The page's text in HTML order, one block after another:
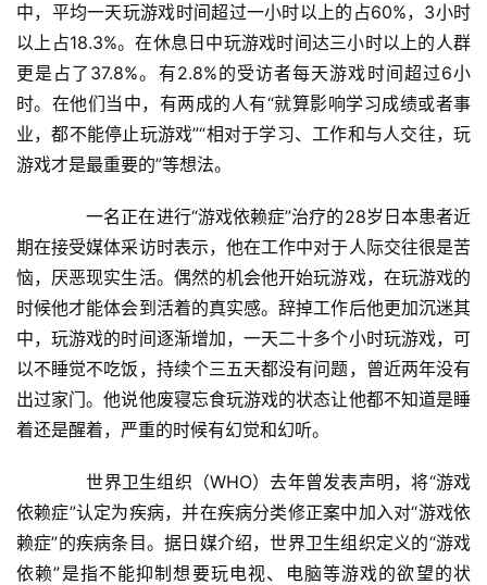
中，平均一天玩游戏时间超过一小时以上的占60%，3小时
以上占18.3%。在休息日中玩游戏时间达三小时以上的人群
更是占了37.8%。有2.8%的受访者每天游戏时间超过6小
时。在他们当中，有两成的人有“就算影响学习成绩或者事
业，都不能停止玩游戏”“相对于学习、工作和与人交往，玩
游戏才是最重要的”等想法。
一名正在进行“游戏依赖症”治疗的28岁日本患者近
期在接受媒体采访时表示，他在工作中对于人际交往很是苦
恼，厌恶现实生活。偶然的机会他开始玩游戏，在玩游戏的
时候他才能体会到活着的真实感。辞掉工作后他更加沉迷其
中，玩游戏的时间逐渐增加，一天二十多个小时玩游戏，可
以不睡觉不吃饭，持续个三五天都没有问题，曾近两年没有
出过家门。他说他废寝忘食玩游戏的状态让他都不知道是睡
着还是醒着，严重的时候有幻觉和幻听。
世界卫生组织（WHO）去年曾发表声明，将“游戏
依赖症”认定为疾病，并在疾病分类修正案中加入对“游戏依
赖症”的疾病条目。据日媒介绍，世界卫生组织定义的“游戏
依赖”是指不能抑制想要玩电视、电脑等游戏的欲望的状